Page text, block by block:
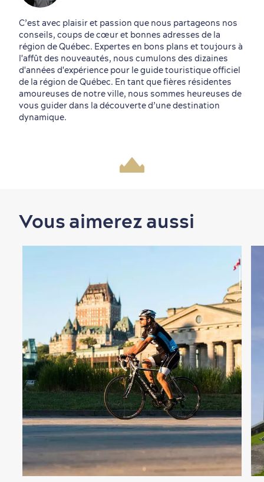
C’est avec plaisir et passion que nous partageons nos
conseils, coups de cœur et bonnes adresses de la
région de Québec. Expertes en bons plans et toujours à
l'affût des nouveautés, nous cumulons des dizaines
d'années d'expérience pour le guide touristique officiel
de la région de Québec. En tant que fières résidentes
amoureuses de notre ville, nous sommes heureuses de
vous guider dans la découverte d’une destination
dynamique.
Vous aimerez aussi